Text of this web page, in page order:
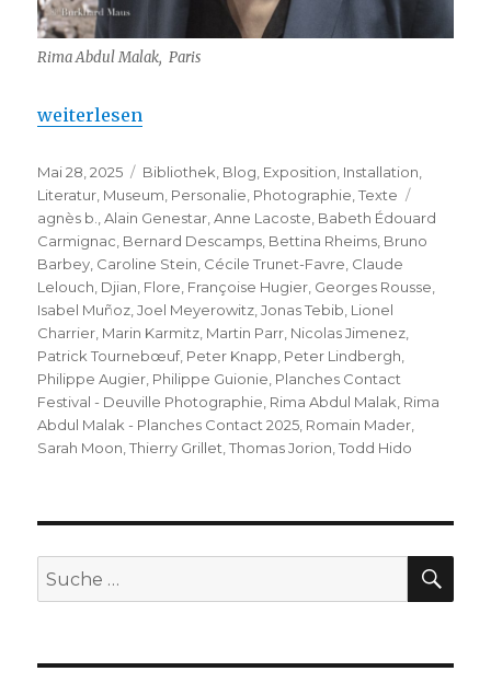
Rima Abdul Malak, Paris
„Rima Abdul Malak – Planches Contact 2025“
weiterlesen
Veröffentlicht
am
Mai 28, 2025 Kategorien
Bibliothek Blog Exposition Installation
Literatur Museum Personalie Photographie ,Texte
agnès b.
,Alain Genestar ,Anne Lacoste Babeth Édouard
Carmignac Bernard Descamps Bettina Rheims Bruno
Barbey Caroline Stein Cécile Trunet-Favre Claude
Lelouch Djian Flore Françoise Hugier Georges Rousse
Isabel Muñoz ,Joel Meyerowitz ,Jonas Tebib Lionel
Charrier Marin Karmitz Martin Parr Nicolas Jimenez
Patrick Tournebœuf, Peter Knapp Peter Lindbergh
Philippe Augier Philippe Guionie Planches Contact
Festival - Deuville Photographie Rima Abdul Malak Rima
Abdul Malak - Planches Contact 2025 Romain Mader
Sarah Moon ,Thierry Grillet ,Thomas Jorion ,Todd Hido
Suche
nach: